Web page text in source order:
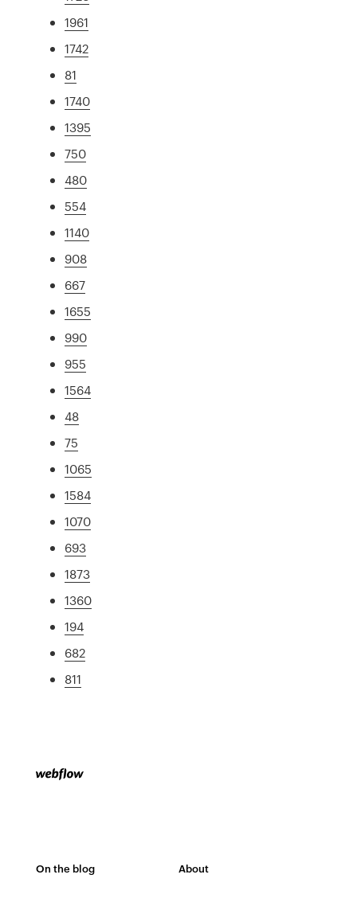
1961
1742
81
1740
1395
750
480
554
1140
908
667
1655
990
955
1564
48
75
1065
1584
1070
693
1873
1360
194
682
811
On the blog About